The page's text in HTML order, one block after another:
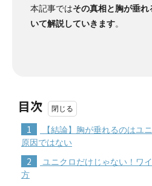
本記事ではその真相と胸が垂
いて解説していきます。
目次
1
【結論】胸が垂れるのはユ
原因ではない
2
ユニクロだけじゃない！ワ
方